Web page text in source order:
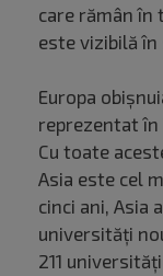
care rămân în
este vizibilă în
Europa
reprezentat în
Cu toate
Asia este cel
cinci ani, Asia
universităţi
211